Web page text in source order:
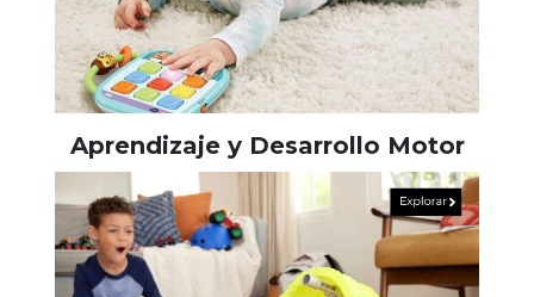
Aprendizaje y Desarrollo Motor